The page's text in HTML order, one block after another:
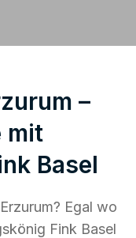
–
mit
Basel
Egal wo
Fink Basel